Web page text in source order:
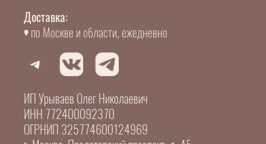
Доставка:
по Москве и области, ежедневно
ИП Урываев Олег Николаевич
ИНН 772400092370
ОГРНИП 325774600124969